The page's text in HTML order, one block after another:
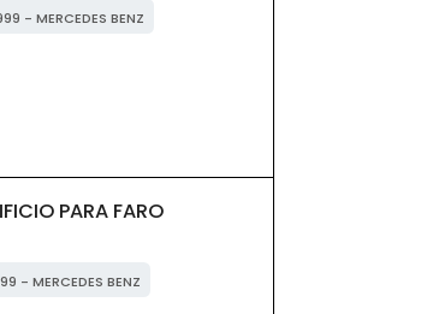
- MERCEDES BENZ
PARA FARO
- MERCEDES BENZ